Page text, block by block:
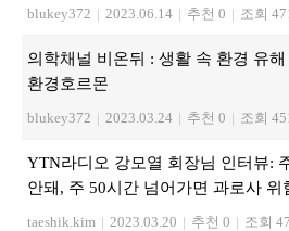
blukey372 | 2023.06.14 | 추천 0 | 조회
의학채널 비온뒤 : 생활 속 환경 유
환경호르몬
blukey372 | 2023.03.24 | 추천 0 | 조회
YTN라디오 강모열 회장님 인터뷰:
안돼, 주 50시간 넘어가면 과로사 위
taeshik.kim | 2023.03.20 | 추천 0 | 조회